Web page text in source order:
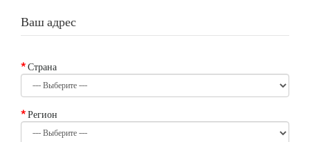
Ваш адрес
Страна
Регион